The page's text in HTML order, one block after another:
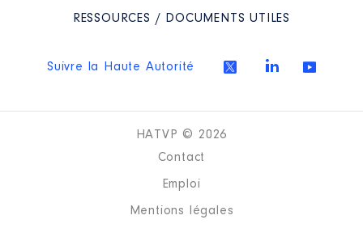
RESSOURCES / DOCUMENTS UTILES
Suivre la Haute Autorité
HATVP © 2026
Contact
Emploi
Mentions légales